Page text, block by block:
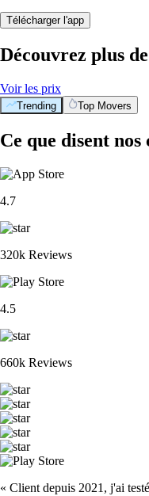
Télécharger l'app
Découvrez plus
Voir les prix
Trending Top Movers
Ce que disent nos
4.7
320k Reviews
4.5
660k Reviews
« Client depuis 2021, j'ai